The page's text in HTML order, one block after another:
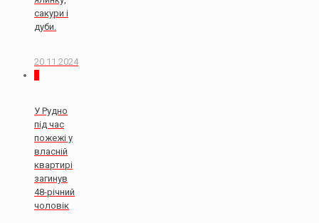
сакури і
дуби.
20.11.2024
У Рудно
під час
пожежі у
власній
квартирі
загинув
48-річний
чоловік